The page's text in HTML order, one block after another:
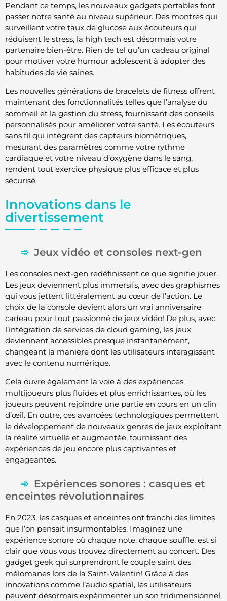
Pendant ce temps, les nouveaux gadgets portables font
passer notre santé au niveau supérieur. Des montres qui
surveillent votre taux de glucose aux écouteurs qui
réduisent le stress, la high tech est désormais votre
partenaire bien-être. Rien de tel qu’un cadeau original
pour motiver votre humour adolescent à adopter des
habitudes de vie saines.
Les nouvelles générations de bracelets de fitness offrent
maintenant des fonctionnalités telles que l’analyse du
sommeil et la gestion du stress, fournissant des conseils
personnalisés pour améliorer votre santé. Les écouteurs
sans fil qui intègrent des capteurs biométriques,
mesurant des paramètres comme votre rythme
cardiaque et votre niveau d’oxygène dans le sang,
rendent tout exercice physique plus efficace et plus
sécurisé.
Innovations dans le
divertissement
Jeux vidéo et consoles next-gen
Les consoles next-gen redéfinissent ce que signifie jouer.
Les jeux deviennent plus immersifs, avec des graphismes
qui vous jettent littéralement au cœur de l’action. Le
choix de la console devient alors un vrai anniversaire
cadeau pour tout passionné de jeux vidéo! De plus, avec
l’intégration de services de cloud gaming, les jeux
deviennent accessibles presque instantanément,
changeant la manière dont les utilisateurs interagissent
avec le contenu numérique.
Cela ouvre également la voie à des expériences
multijoueurs plus fluides et plus enrichissantes, où les
joueurs peuvent rejoindre une partie en cours en un clin
d’œil. En outre, ces avancées technologiques permettent
le développement de nouveaux genres de jeux exploitant
la réalité virtuelle et augmentée, fournissant des
expériences de jeu encore plus captivantes et
engageantes.
Expériences sonores : casques et
enceintes révolutionnaires
En 2023, les casques et enceintes ont franchi des limites
que l’on pensait insurmontables. Imaginez une
expérience sonore où chaque note, chaque souffle, est si
clair que vous vous trouvez directement au concert. Des
gadget geek qui surprendront le couple saint des
mélomanes lors de la Saint-Valentin! Grâce à des
innovations comme l’audio spatial, les utilisateurs
peuvent désormais expérimenter un son tridimensionnel,